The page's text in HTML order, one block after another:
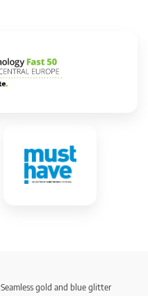
Seamless gold and blue glitter